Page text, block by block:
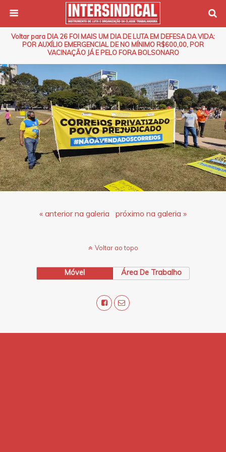
Voltar para DIA 26 FOI MAIS UM DIA DE LUTA EM DEFESA DA VIDA:
POR AUXÍLIO EMERGENCIAL DE NO MÍNIMO R$600,00, POR
VACINAÇÃO JÁ E PELO FORA BOLSONARO
« anterior na galeria próximo na galeria »
Voltar ao topo
Móvel Área De Trabalho